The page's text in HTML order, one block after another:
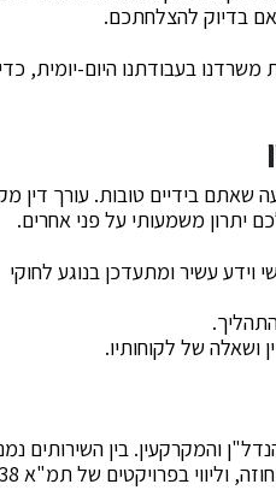
בדיוק להצלחתכם.
בעבודתנו היום-יומית,
שאתם בידיים טובות. עורך דין
יתרון משמעותי על פני אחרים.
וידע עשיר ומתעדכן בנוגע לחוקי
ושאלה של לקוחותיו.
והמקרקעין. בין השירותים